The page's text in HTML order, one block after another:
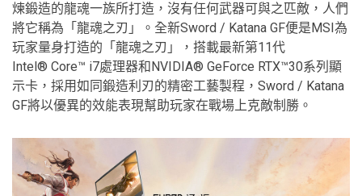
煉鍛造的龍魂一族所打造，沒有任何武器可與之匹敵，人們
將它稱為「龍魂之刃」。全新Sword / Katana GF便是MSI為
玩家量身打造的「龍魂之刃」，搭載最新第11代
Intel® Core™ i7處理器和NVIDIA® GeForce RTX™30系列顯
示卡，採用如同鍛造利刃的精密工藝製程，Sword / Katana
GF將以優異的效能表現幫助玩家在戰場上克敵制勝。